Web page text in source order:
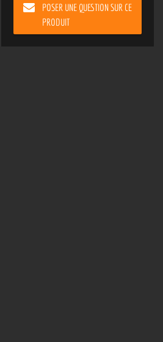
POSER UNE QUESTION SUR CE
PRODUIT